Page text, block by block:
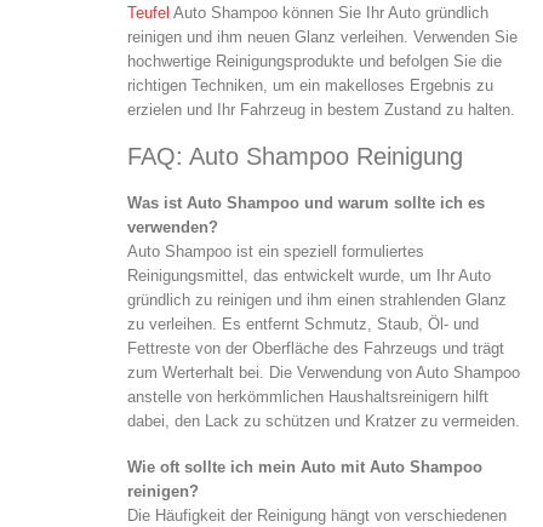
Teufel Auto Shampoo können Sie Ihr Auto gründlich
reinigen und ihm neuen Glanz verleihen. Verwenden Sie
hochwertige Reinigungsprodukte und befolgen Sie die
richtigen Techniken, um ein makelloses Ergebnis zu
erzielen und Ihr Fahrzeug in bestem Zustand zu halten.
FAQ: Auto Shampoo Reinigung
Was ist Auto Shampoo und warum sollte ich es
verwenden?
Auto Shampoo ist ein speziell formuliertes
Reinigungsmittel, das entwickelt wurde, um Ihr Auto
gründlich zu reinigen und ihm einen strahlenden Glanz
zu verleihen. Es entfernt Schmutz, Staub, Öl- und
Fettreste von der Oberfläche des Fahrzeugs und trägt
zum Werterhalt bei. Die Verwendung von Auto Shampoo
anstelle von herkömmlichen Haushaltsreinigern hilft
dabei, den Lack zu schützen und Kratzer zu vermeiden.
Wie oft sollte ich mein Auto mit Auto Shampoo
reinigen?
Die Häufigkeit der Reinigung hängt von verschiedenen